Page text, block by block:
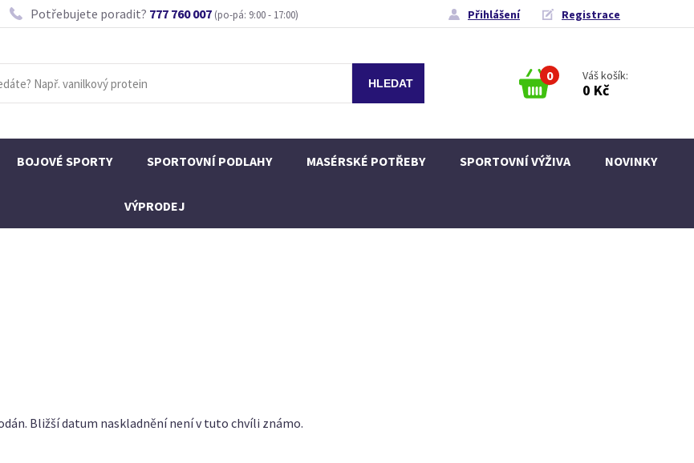
Potřebujete poradit? 777 760 007 (po-pá: 9:00 - 17:00) Přihlášení Registrace
0 Váš košík:
0 Kč
BOJOVÉ SPORTY SPORTOVNÍ PODLAHY MASÉRSKÉ POTŘEBY SPORTOVNÍ VÝŽIVA NOVINKY
VÝPRODEJ
Bližší datum naskladnění není v tuto chvíli známo.